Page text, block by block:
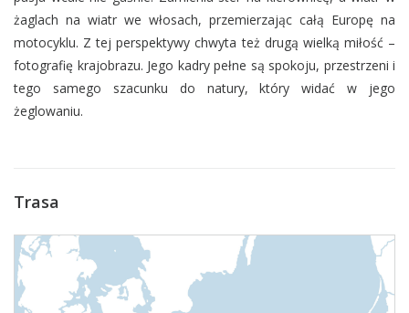
żaglach na wiatr we włosach, przemierzając całą Europę na
motocyklu. Z tej perspektywy chwyta też drugą wielką miłość –
fotografię krajobrazu. Jego kadry pełne są spokoju, przestrzeni i
tego samego szacunku do natury, który widać w jego
żeglowaniu.
Trasa